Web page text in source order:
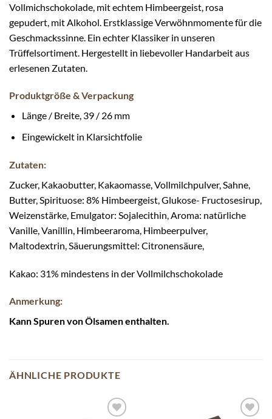
Vollmichschokolade, mit echtem Himbeergeist, rosa
gepudert, mit Alkohol. Erstklassige Verwöhnmomente für die
Geschmackssinne. Ein echter Klassiker in unseren
Trüffelsortiment. Hergestellt in liebevoller Handarbeit aus
erlesenen Zutaten.
Produktgröße & Verpackung
Länge / Breite, 39 / 26 mm
Eingewickelt in Klarsichtfolie
Zutaten:
Zucker, Kakaobutter, Kakaomasse, Vollmilchpulver, Sahne,
Butter, Spirituose: 8% Himbeergeist, Glukose- Fructosesirup,
Weizenstärke, Emulgator: Sojalecithin, Aroma: natürliche
Vanille, Vanillin, Himbeeraroma, Himbeerpulver,
Maltodextrin, Säuerungsmittel: Citronensäure,
Kakao: 31% mindestens in der Vollmilchschokolade
Anmerkung:
Kann Spuren von Ölsamen enthalten.
ÄHNLICHE PRODUKTE